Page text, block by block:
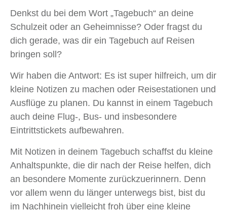
Denkst du bei dem Wort „Tagebuch“ an deine
Schulzeit oder an Geheimnisse? Oder fragst du
dich gerade, was dir ein Tagebuch auf Reisen
bringen soll?
Wir haben die Antwort: Es ist super hilfreich, um dir
kleine Notizen zu machen oder Reisestationen und
Ausflüge zu planen. Du kannst in einem Tagebuch
auch deine Flug-, Bus- und insbesondere
Eintrittstickets aufbewahren.
Mit Notizen in deinem Tagebuch schaffst du kleine
Anhaltspunkte, die dir nach der Reise helfen, dich
an besondere Momente zurückzuerinnern. Denn
vor allem wenn du länger unterwegs bist, bist du
im Nachhinein vielleicht froh über eine kleine